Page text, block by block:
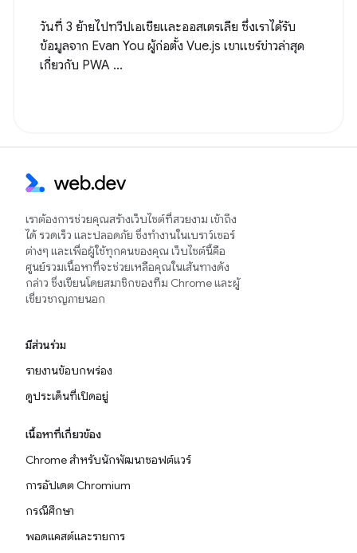
วันที่ 3 ย้ายไปทวีปเอเชียและออสเตรเลีย ซึ่งเราได้รับ
ข้อมูลจาก Evan You ผู้ก่อตั้ง Vue.js เขาแชร์ข่าวล่าสุด
เกี่ยวกับ PWA ...
เราต้องการช่วยคุณสร้างเว็บไซต์ที่สวยงาม เข้าถึง
ได้ รวดเร็ว และปลอดภัย ซึ่งทำงานในเบราว์เซอร์
ต่างๆ และเพื่อผู้ใช้ทุกคนของคุณ เว็บไซต์นี้คือ
ศูนย์รวมเนื้อหาที่จะช่วยเหลือคุณในเส้นทางดัง
กล่าว ซึ่งเขียนโดยสมาชิกของทีม Chrome และผู้
เชี่ยวชาญภายนอก
มีส่วนร่วม
รายงานข้อบกพร่อง
ดูประเด็นที่เปิดอยู่
เนื้อหาที่เกี่ยวข้อง
Chrome สำหรับนักพัฒนาซอฟต์แวร์
การอัปเดต Chromium
กรณีศึกษา
พอดแคสต์และรายการ